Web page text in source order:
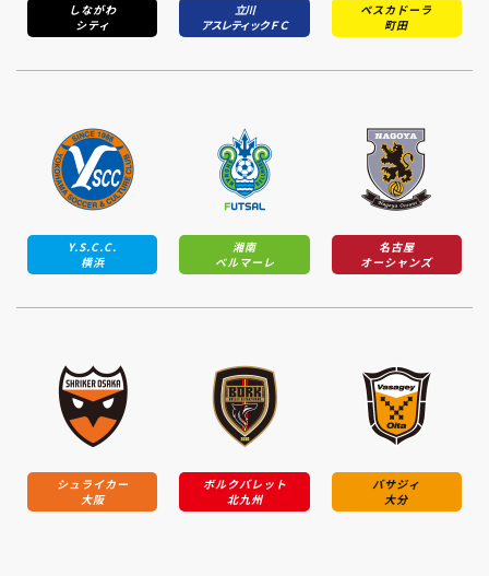
しながわ
シティ
立川
アスレティックＦＣ
ペスカドーラ
町田
Y.S.C.C.
横浜
湘南
ベルマーレ
名古屋
オーシャンズ
シュライカー
大阪
ボルクバレット
北九州
バサジィ
大分